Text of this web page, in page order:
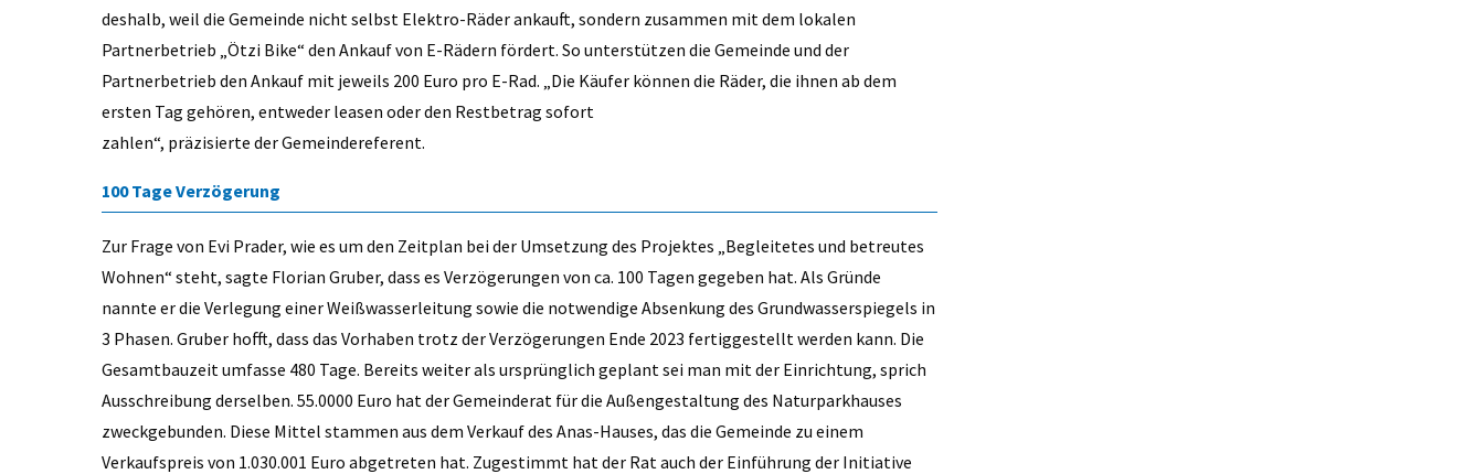
deshalb, weil die Gemeinde nicht selbst Elektro-Räder ankauft, sondern zusammen mit dem lokalen
Partnerbetrieb „Ötzi Bike“ den Ankauf von E-Rädern fördert. So unterstützen die Gemeinde und der
Partnerbetrieb den Ankauf mit jeweils 200 Euro pro E-Rad. „Die Käufer können die Räder, die ihnen ab dem
ersten Tag gehören, entweder leasen oder den Restbetrag sofort
zahlen“, präzisierte der Gemeindereferent.
100 Tage Verzögerung
Zur Frage von Evi Prader, wie es um den Zeitplan bei der Umsetzung des Projektes „Begleitetes und betreutes
Wohnen“ steht, sagte Florian Gruber, dass es Verzögerungen von ca. 100 Tagen gegeben hat. Als Gründe
nannte er die Verlegung einer Weißwasserleitung sowie die notwendige Absenkung des Grundwasserspiegels in
3 Phasen. Gruber hofft, dass das Vorhaben trotz der Verzögerungen Ende 2023 fertiggestellt werden kann. Die
Gesamtbauzeit umfasse 480 Tage. Bereits weiter als ursprünglich geplant sei man mit der Einrichtung, sprich
Ausschreibung derselben. 55.0000 Euro hat der Gemeinderat für die Außengestaltung des Naturparkhauses
zweckgebunden. Diese Mittel stammen aus dem Verkauf des Anas-Hauses, das die Gemeinde zu einem
Verkaufspreis von 1.030.001 Euro abgetreten hat. Zugestimmt hat der Rat auch der Einführung der Initiative